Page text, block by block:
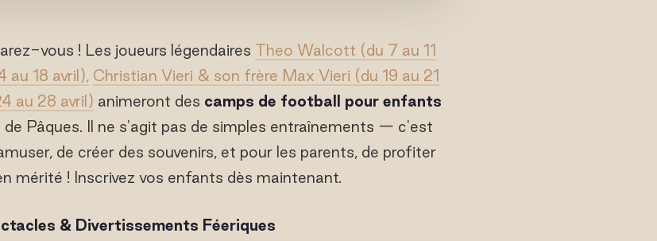
vous ! Les joueurs légendaires Theo Walcott (du 7 au 11
au 18 avril), Christian Vieri & son frère Max Vieri (du 19 au 21
au 28 avril) animeront des camps de football pour enfants
Pâques. Il ne s'agit pas de simples entraînements — c'est
de créer des souvenirs, et pour les parents, de profiter
mérité ! Inscrivez vos enfants dès maintenant.
& Divertissements Féeriques